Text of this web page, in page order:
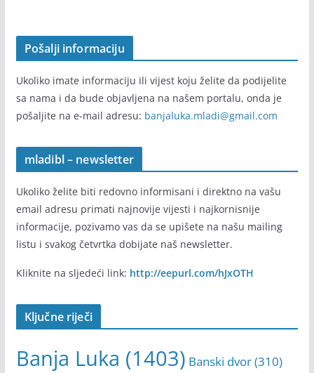
Pošalji informaciju
Ukoliko imate informaciju ili vijest koju želite da podijelite
sa nama i da bude objavljena na našem portalu, onda je
pošaljite na e-mail adresu: banjaluka.mladi@gmail.com
mladibl – newsletter
Ukoliko želite biti redovno informisani i direktno na vašu
email adresu primati najnovije vijesti i najkornisnije
informacije, pozivamo vas da se upišete na našu mailing
listu i svakog četvrtka dobijate naš newsletter.
Kliknite na sljedeći link: http://eepurl.com/hJxOTH
Ključne riječi
Banja Luka (1403) Banski dvor(310)